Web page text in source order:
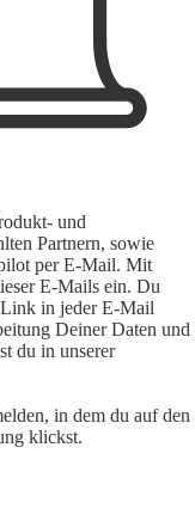
und
Partnern, sowie
per E-Mail. Mit
E-Mails ein. Du
in jeder E-Mail
Deiner Daten und
du in unserer
in dem du auf den
klickst.